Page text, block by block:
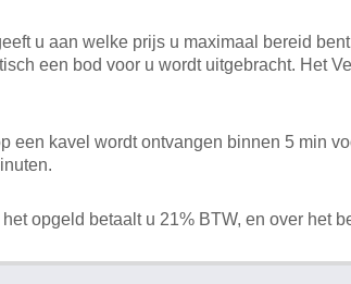
u aan welke prijs u maximaal bereid
een bod voor u wordt uitgebracht. Het
een kavel wordt ontvangen binnen 5 min
opgeld betaalt u 21% BTW, en over het